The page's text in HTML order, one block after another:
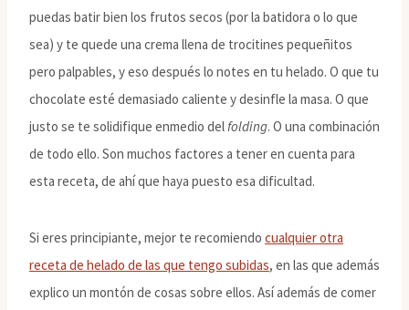
puedas batir bien los frutos secos (por la batidora o lo que
sea) y te quede una crema llena de trocitines pequeñitos
pero palpables, y eso después lo notes en tu helado. O que tu
chocolate esté demasiado caliente y desinfle la masa. O que
justo se te solidifique enmedio delfolding. O una combinación
de todo ello. Son muchos factores a tener en cuenta para
esta receta, de ahí que haya puesto esa dificultad.
Si eres principiante, mejor te recomiendo cualquier otra
receta de helado de las que tengo subidas, en las que además
explico un montón de cosas sobre ellos. Así además de comer